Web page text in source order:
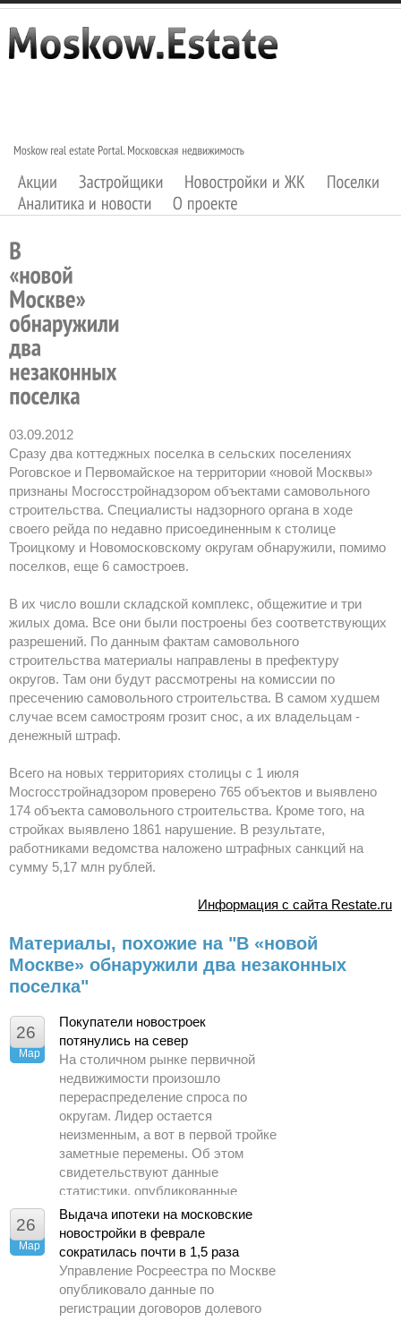
03.09.2012
Сразу два коттеджных поселка в сельских поселениях
Роговское и Первомайское на территории «новой Москвы»
признаны Мосгосстройнадзором объектами самовольного
строительства. Специалисты надзорного органа в ходе
своего рейда по недавно присоединенным к столице
Троицкому и Новомосковскому округам обнаружили, помимо
поселков, еще 6 самостроев.
В их число вошли складской комплекс, общежитие и три
жилых дома. Все они были построены без соответствующих
разрешений. По данным фактам самовольного
строительства материалы направлены в префектуру
округов. Там они будут рассмотрены на комиссии по
пресечению самовольного строительства. В самом худшем
случае всем самостроям грозит снос, а их владельцам -
денежный штраф.
Всего на новых территориях столицы с 1 июля
Мосгосстройнадзором проверено 765 объектов и выявлено
174 объекта самовольного строительства. Кроме того, на
стройках выявлено 1861 нарушение. В результате,
работниками ведомства наложено штрафных санкций на
сумму 5,17 млн рублей.
Информация с сайта Restate.ru
Материалы, похожие на "В «новой
Москве» обнаружили два незаконных
поселка"
26
Мар
Покупатели новостроек
потянулись на север
На столичном рынке первичной
недвижимости произошло
перераспределение спроса по
округам. Лидер остается
неизменным, а вот в первой тройке
заметные перемены. Об этом
свидетельствуют данные
статистики, опубликованные
Управлением Росреестра по
Москве.
26
Мар
Выдача ипотеки на московские
новостройки в феврале
сократилась почти в 1,5 раза
Управление Росреестра по Москве
опубликовало данные по
регистрации договоров долевого